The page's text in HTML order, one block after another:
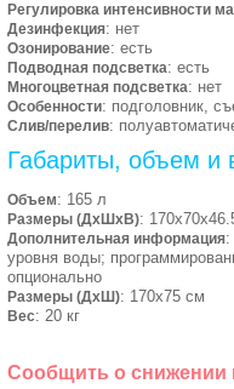
Регулировка интенсивности
Дезинфекция: нет
Озонирование: есть
Подводная подсветка: есть
Многоцветная подсветка: нет
Особенности: подголовник,
Слив/перелив:
Габариты, объем и
Объем: 165 л
Размеры (ДхШхВ):
Дополнительная информация:
уровня воды;
опционально
Размеры (ДхШ): 170х75 см
Вес: 20 кг
Сообщить о снижении